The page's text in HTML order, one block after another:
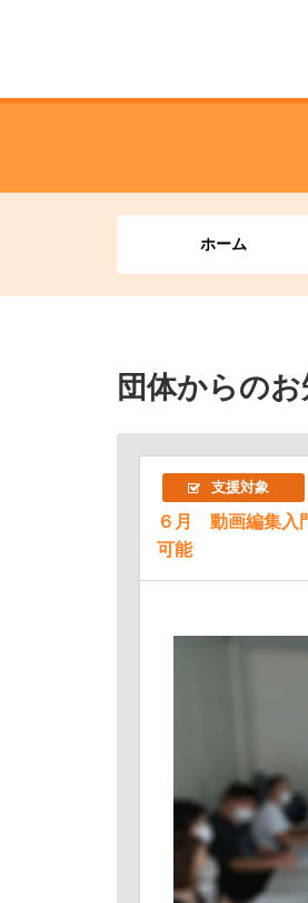
ホーム
団体からの
支援対象
６月 動画編集
可能